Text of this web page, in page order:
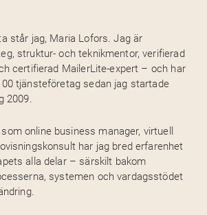
står jag, Maria Lofors. Jag är
struktur- och teknikmentor, verifierad
certifierad MailerLite-expert – och har
tjänsteföretag sedan jag startade
2009.
online business manager, virtuell
har jag bred erfarenhet
alla delar – särskilt bakom
systemen och vardagsstödet